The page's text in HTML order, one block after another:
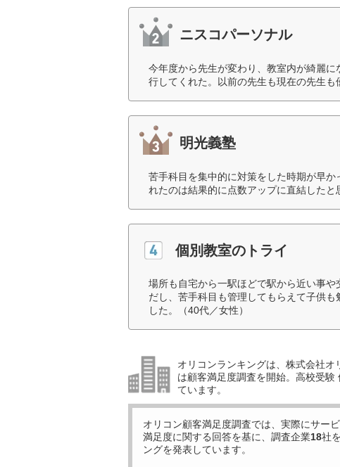
ニスコパーソナル
今年度から先生が変わり、教室内が綺麗
行してくれた。以前の先生も現在の先生も
明光義塾
苦手科目を集中的に対策をした時期が早
れたのは結果的に点数アップに直結したと
個別教室のトライ
場所も自宅から一駅ほどで駅から近い事
だし、苦手科目も管理してもらえて子供
した。（40代／女性）
オリコンランキングは、株式会社
は顧客満足度調査を開始。高校受
ています。
オリコン顧客満足度調査では、実際にサー
満足度に関する回答を基に、調査企業18社
ングを発表しています。